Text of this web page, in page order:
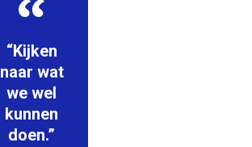
“Kijken
naar wat
we wel
kunnen
doen.”